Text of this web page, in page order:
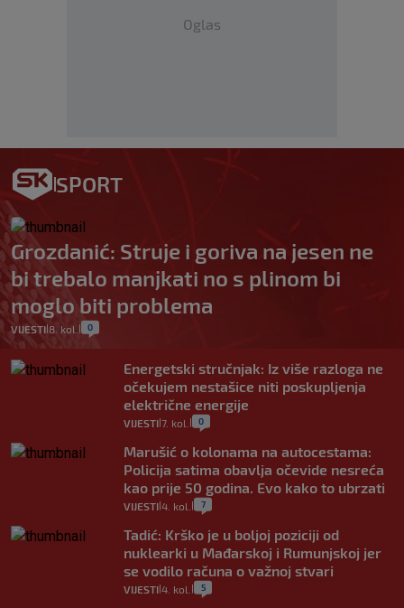
Oglas
SPORT
Grozdanić: Struje i goriva na jesen ne
bi trebalo manjkati no s plinom bi
moglo biti problema
VIJESTI| 8. kol. 0
Energetski stručnjak: Iz više razloga ne
očekujem nestašice niti poskupljenja
električne energije
VIJESTI 7. kol. 0
Marušić o kolonama na autocestama:
Policija satima obavlja očevide nesreća
kao prije 50 godina. Evo kako to ubrzati
VIJESTI 4. kol. 7
Tadić: Krško je u boljoj poziciji od
nuklearki u Mađarskoj i Rumunjskoj jer
se vodilo računa o važnoj stvari
VIJESTI 4. kol. 5